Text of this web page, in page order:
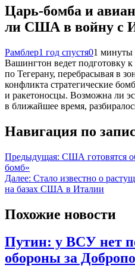
Царь-бомба и
ли США в войну с
Рамблер1 год спустя01 минуты
Вашингтон ведет подготовку
по Тегерану, перебрасывая в
конфликта стратегические
и ракетоносцы. Возможна ли
в ближайшее время,
Навигация по
Предыдущая: США готовятся
бомб»
Далее: Стало известно о
на базах США в Италии
Похожие новости
Путин: у ВСУ нет
обороны за